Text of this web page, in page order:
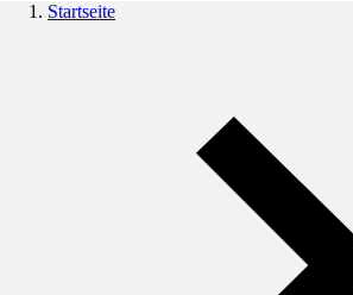
Startseite